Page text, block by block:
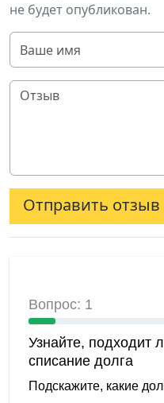
не будет опубликован.
Отправить отзыв